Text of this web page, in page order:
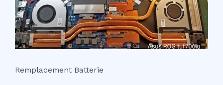
Remplacement Batterie